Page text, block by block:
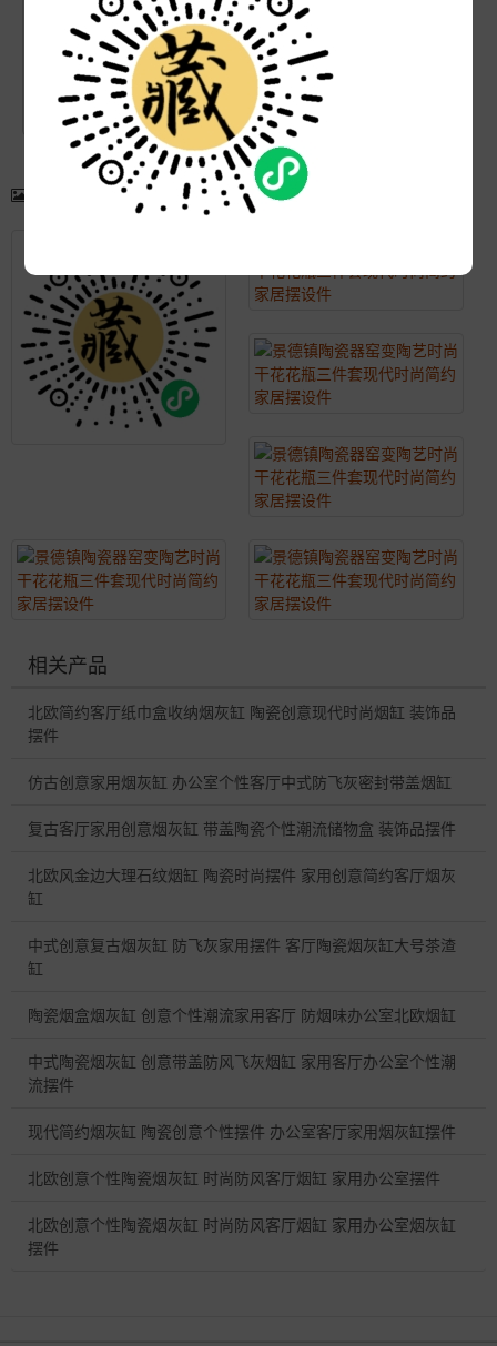
产品图片
相关产品
北欧简约客厅纸巾盒收纳烟灰缸 陶瓷创意现代时尚烟缸 装饰品
摆件
仿古创意家用烟灰缸 办公室个性客厅中式防飞灰密封带盖烟缸
复古客厅家用创意烟灰缸 带盖陶瓷个性潮流储物盒 装饰品摆件
北欧风金边大理石纹烟缸 陶瓷时尚摆件 家用创意简约客厅烟灰
缸
中式创意复古烟灰缸 防飞灰家用摆件 客厅陶瓷烟灰缸大号茶渣
缸
陶瓷烟盒烟灰缸 创意个性潮流家用客厅 防烟味办公室北欧烟缸
中式陶瓷烟灰缸 创意带盖防风飞灰烟缸 家用客厅办公室个性潮
流摆件
现代简约烟灰缸 陶瓷创意个性摆件 办公室客厅家用烟灰缸摆件
北欧创意个性陶瓷烟灰缸 时尚防风客厅烟缸 家用办公室摆件
北欧创意个性陶瓷烟灰缸 时尚防风客厅烟缸 家用办公室烟灰缸
摆件